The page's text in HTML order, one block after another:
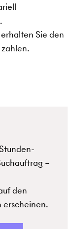
Sie den
–
den